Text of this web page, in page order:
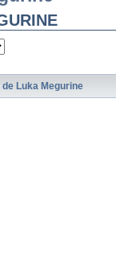
Luka Megurine